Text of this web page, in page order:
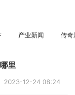
产业新闻 传奇
里
2023-12-24 08:24